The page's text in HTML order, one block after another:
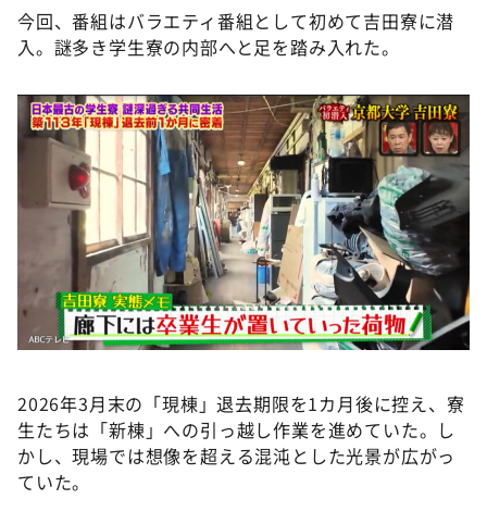
今回、番組はバラエティ番組として初めて吉田寮に潜
入。謎多き学生寮の内部へと足を踏み入れた。
2026年3月末の「現棟」退去期限を1カ月後に控え、寮
生たちは「新棟」への引っ越し作業を進めていた。し
かし、現場では想像を超える混沌とした光景が広がっ
ていた。